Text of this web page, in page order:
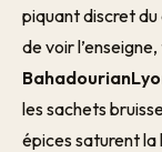
piquant discret
de voir
les sachets
épices saturent la